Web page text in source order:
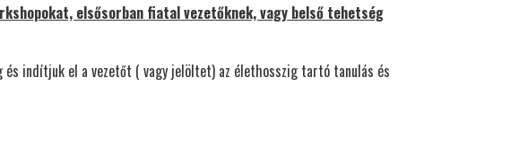
elsősorban fiatal vezetőknek, vagy belső tehetség
indítjuk el a vezetőt ( vagy jelöltet) az élethosszig tartó tanulás és